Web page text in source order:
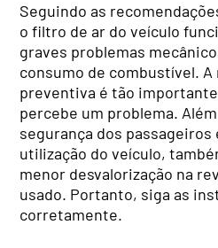
Seguindo as
o filtro de ar do veículo
graves problemas
consumo de combustível. A
preventiva é tão
percebe um problema.
segurança dos
utilização do veículo,
menor desvalorização na
usado. Portanto, siga as
corretamente.